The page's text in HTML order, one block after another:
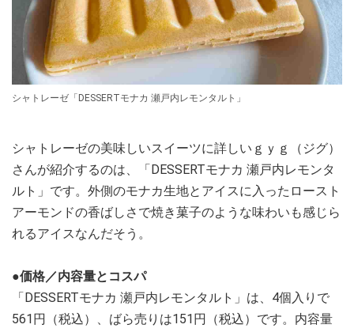
シャトレーゼ「DESSERTモナカ 瀬戸内レモンタルト」
シャトレーゼの美味しいスイーツに詳しいｇｙｇ（ジグ）
さんが紹介するのは、「DESSERTモナカ 瀬戸内レモンタ
ルト」です。外側のモナカ生地とアイスに入ったロースト
アーモンドの香ばしさで焼き菓子のような味わいも感じら
れるアイスなんだそう。
●価格／内容量とコスパ
「DESSERTモナカ 瀬戸内レモンタルト」は、4個入りで
561円（税込）、ばら売りは151円（税込）です。内容量